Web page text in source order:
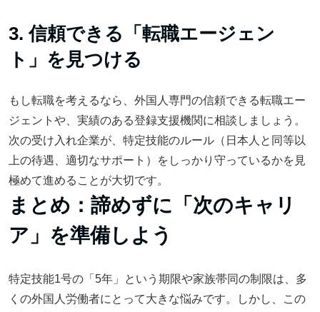
3. 信頼できる「転職エージェン
ト」を見つける
もし転職を考えるなら、外国人専門の信頼できる転職エー
ジェントや、実績のある登録支援機関に相談しましょう。
次の受け入れ企業が、特定技能のルール（日本人と同等以
上の待遇、適切なサポート）をしっかり守っているかを見
極めて進めることが大切です。
まとめ：諦めずに「次のキャリ
ア」を準備しよう
特定技能1号の「5年」という期限や家族帯同の制限は、多
くの外国人労働者にとって大きな悩みです。しかし、この